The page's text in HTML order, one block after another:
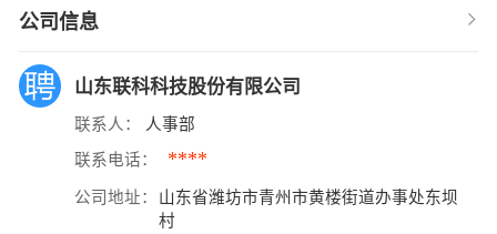
公司信息
山东联科科技股份有限公司
联系人： 人事部
联系电话： ****
公司地址：
山东省潍坊市青州市黄楼街道办事处东坝
村